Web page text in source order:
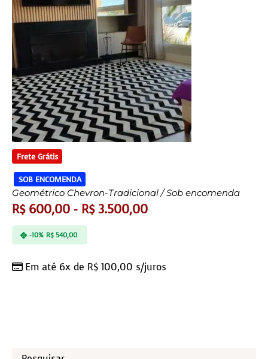
Frete Grátis
SOB ENCOMENDA
Geométrico Chevron-Tradicional / Sob encomenda
R$600,00 - R$3.500,00
Em até 6x de R$ 100,00 s/juros
-10% R$540,00